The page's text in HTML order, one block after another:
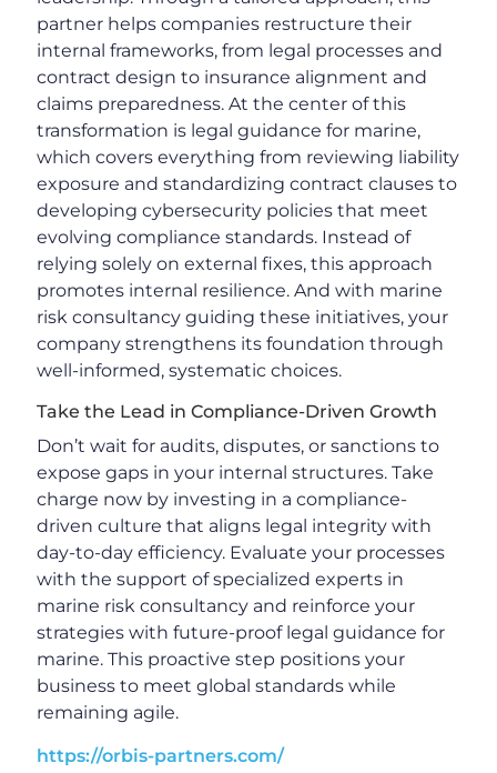
partner helps companies restructure their
internal frameworks, from legal processes and
contract design to insurance alignment and
claims preparedness. At the center of this
transformation is legal guidance for marine,
which covers everything from reviewing liability
exposure and standardizing contract clauses to
developing cybersecurity policies that meet
evolving compliance standards. Instead of
relying solely on external fixes, this approach
promotes internal resilience. And with marine
risk consultancy guiding these initiatives, your
company strengthens its foundation through
well-informed, systematic choices.
Take the Lead in Compliance-Driven Growth
Don’t wait for audits, disputes, or sanctions to
expose gaps in your internal structures. Take
charge now by investing in a compliance-
driven culture that aligns legal integrity with
day-to-day efficiency. Evaluate your processes
with the support of specialized experts in
marine risk consultancy and reinforce your
strategies with future-proof legal guidance for
marine. This proactive step positions your
business to meet global standards while
remaining agile.
https://orbis-partners.com/